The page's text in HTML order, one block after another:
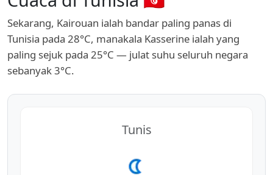
Sekarang, Kairouan ialah bandar paling panas di
Tunisia pada 28°C, manakala Kasserine ialah yang
paling sejuk pada 25°C — julat suhu seluruh negara
sebanyak 3°C.
Tunis